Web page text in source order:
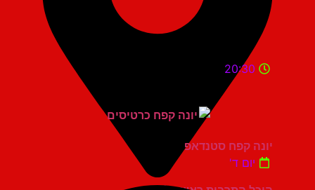
20:30
יונה קפח סטנדאפ
יום ד'